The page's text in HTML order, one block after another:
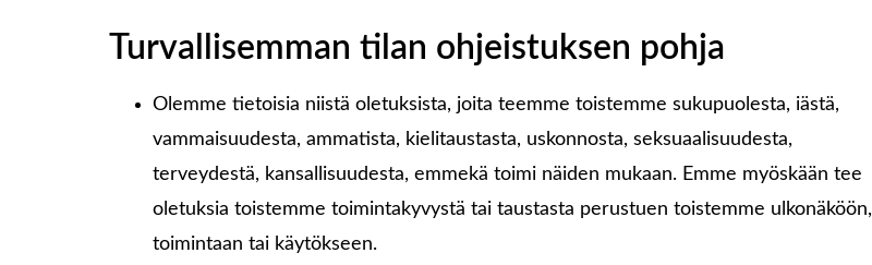
Turvallisemman tilan ohjeistuksen pohja
Olemme tietoisia niistä oletuksista, joita teemme toistemme sukupuolesta, iästä,
vammaisuudesta, ammatista, kielitaustasta, uskonnosta, seksuaalisuudesta,
terveydestä, kansallisuudesta, emmekä toimi näiden mukaan. Emme myöskään tee
oletuksia toistemme toimintakyvystä tai taustasta perustuen toistemme ulkonäköön,
toimintaan tai käytökseen.